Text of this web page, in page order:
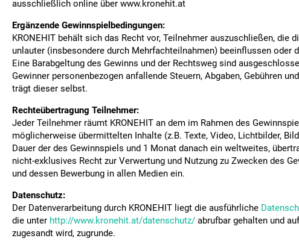
ausschließlich online über www.kronehit.at
Ergänzende Gewinnspielbedingungen:
KRONEHIT behält sich das Recht vor, Teilnehmer auszuschließen, die
unlauter (insbesondere durch Mehrfachteilnahmen) beeinflussen oder
Eine Barabgeltung des Gewinns und der Rechtsweg sind
Gewinner personenbezogen anfallende Steuern, Abgaben, Gebühren
trägt dieser selbst.
Rechteübertragung Teilnehmer:
Jeder Teilnehmer räumt KRONEHIT an dem im Rahmen des
möglicherweise übermittelten Inhalte (z.B. Texte, Video, Lichtbilder,
Dauer der des Gewinnspiels und 1 Monat danach ein weltweites,
nicht-exklusives Recht zur Verwertung und Nutzung zu Zwecken des
und dessen Bewerbung in allen Medien ein.
Datenschutz:
Der Datenverarbeitung durch KRONEHIT liegt die ausführliche
die unter http://www.kronehit.at/datenschutz/ abrufbar gehalten und
zugesandt wird, zugrunde.